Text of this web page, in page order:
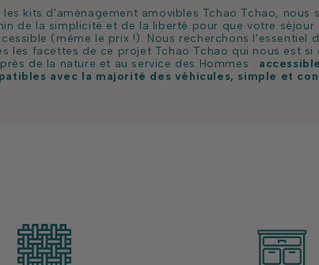
les kits d'aménagement amovibles Tchao Tchao, nous
de la simplicité et de la liberté pour que votre séjour
(même le prix !). Nous recherchons l'essentiel
les facettes de ce projet Tchao Tchao qui nous est si
de la nature et au service des Hommes :
avec la majorité des véhicules, simple et